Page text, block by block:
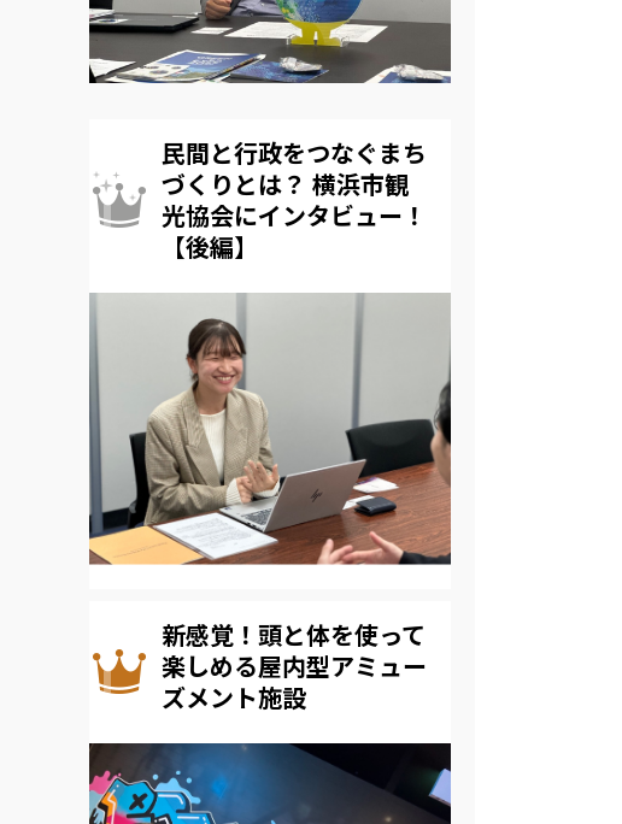
民間と行政をつなぐまち
づくりとは？ 横浜市観
光協会にインタビュー！
【後編】
新感覚！頭と体を使って
楽しめる屋内型アミュー
ズメント施設